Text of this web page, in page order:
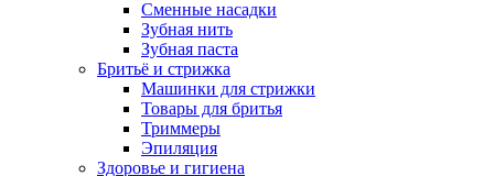
Сменные насадки
Зубная нить
Зубная паста
Бритьё и стрижка
Машинки для стрижки
Товары для бритья
Триммеры
Эпиляция
Здоровье и гигиена